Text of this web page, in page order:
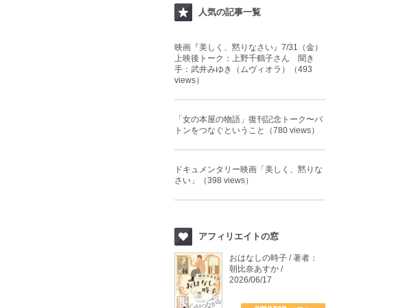
人気の記事一覧
映画『美しく、黙りなさい』7/31（金）
上映後トーク：上野千鶴子さん 聞き
手：武井みゆき（ムヴィオラ）（493
views）
「女の本屋の物語」復刊記念トーク〜バ
トンをつなぐということ（780 views）
ドキュメンタリー映画「美しく、黙りな
さい」（398 views）
アフィリエイトの窓
おはなしの時子 / 著者：
朝比奈あすか /
2026/06/17